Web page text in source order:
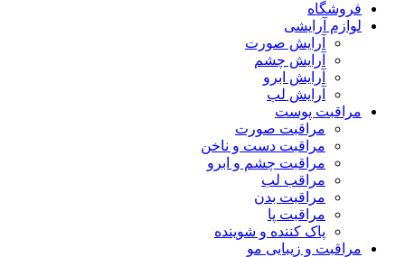
فروشگاه
لوازم آرایشی
آرایش صورت
آرایش چشم
آرایش ابرو
آرایش لب
مراقبت پوست
مراقبت صورت
مراقبت دست و ناخن
مراقبت چشم و ابرو
مراقب لب
مراقبت بدن
مراقبت پا
پاک کننده و شوینده
مراقبت و زیبایی مو